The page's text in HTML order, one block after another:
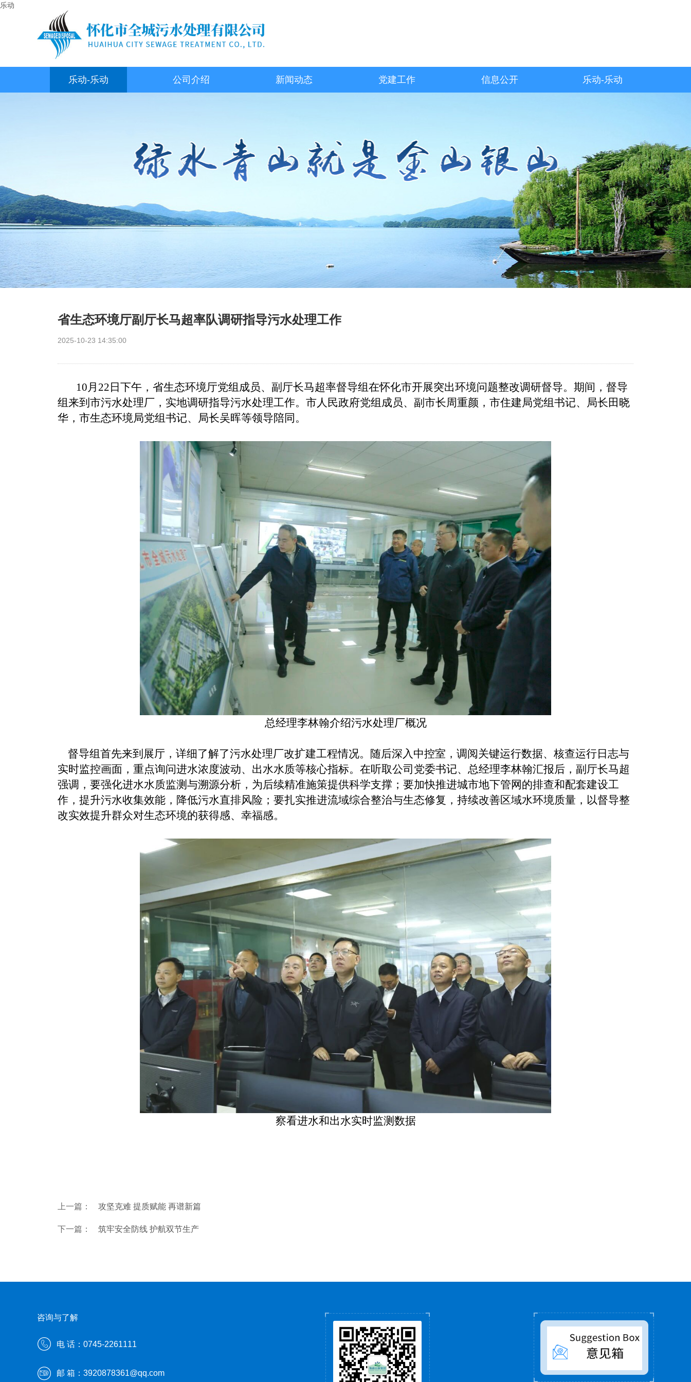
乐动
乐动-乐动 公司介绍 新闻动态 党建工作 信息公开 乐动-乐动
省生态环境厅副厅长马超率队调研指导污水处理工作
2025-10-23 14:35:00
10月22日下午，省生态环境厅党组成员、副厅长马超率督导组在怀化市开展突出环境问题整改调研督导。期间，督导
组来到市污水处理厂，实地调研指导污水处理工作。市人民政府党组成员、副市长周重颜，市住建局党组书记、局长田晓
华，市生态环境局党组书记、局长吴晖等领导陪同。
总经理李林翰介绍污水处理厂概况
督导组首先来到展厅，详细了解了污水处理厂改扩建工程情况。随后深入中控室，调阅关键运行数据、核查运行日志与
实时监控画面，重点询问进水浓度波动、出水水质等核心指标。在听取公司党委书记、总经理李林翰汇报后，副厅长马超
强调，要强化进水水质监测与溯源分析，为后续精准施策提供科学支撑；要加快推进城市地下管网的排查和配套建设工
作，提升污水收集效能，降低污水直排风险；要扎实推进流域综合整治与生态修复，持续改善区域水环境质量，以督导整
改实效提升群众对生态环境的获得感、幸福感。
察看进水和出水实时监测数据
上一篇： 攻坚克难 提质赋能 再谱新篇
下一篇： 筑牢安全防线 护航双节生产
咨询与了解
电 话：0745-2261111
邮 箱：3920878361@qq.com